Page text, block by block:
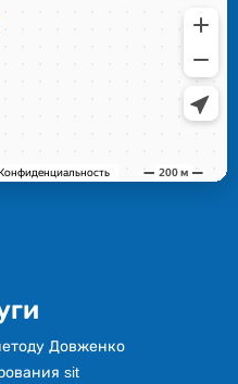
Довженко
sit